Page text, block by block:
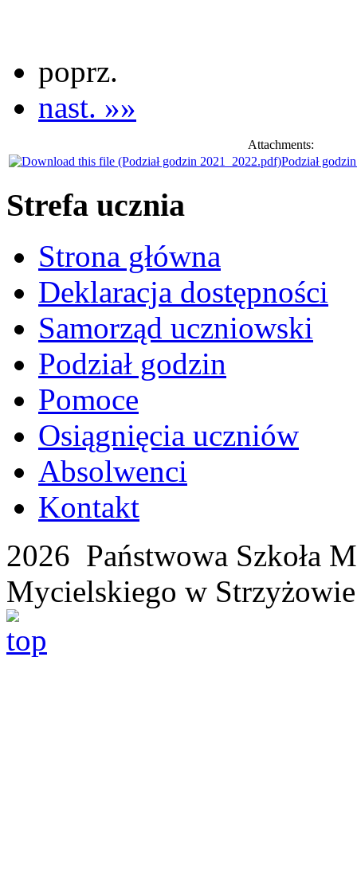
poprz.
nast. »»
Attachments:
Podział
Strefa ucznia
Strona główna
Deklaracja dostępności
Samorząd uczniowski
Podział godzin
Pomoce
Osiągnięcia uczniów
Absolwenci
Kontakt
2026 Państwowa Szkoła
Mycielskiego w Strzyżowie